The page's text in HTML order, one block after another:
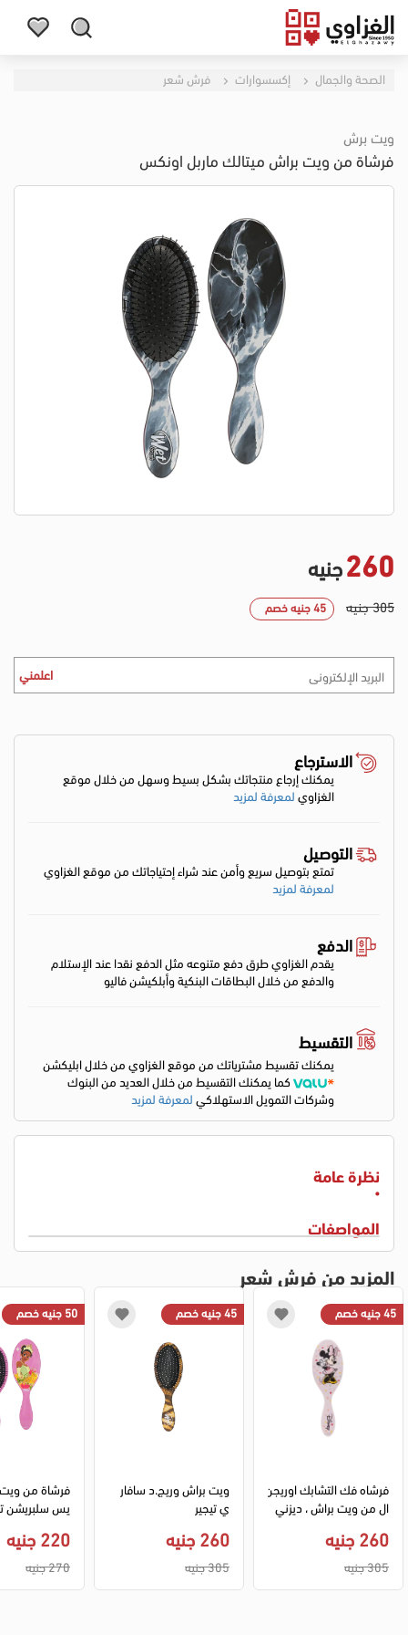
الصحة والجمال إكسسوارات فرش شعر
ويت برش
فرشاة من ويت براش ميتالك ماربل اونكس
260جنيه
305 جنيه 45 جنيه خصم
اعلمني
الاسترجاع
يمكنك إرجاع منتجاتك بشكل بسيط وسهل من خلال موقع
الغزاويلمعرفة لمزيد
التوصيل
تمتع بتوصيل سريع وأمن عند شراء إحتياجاتك من موقع الغزاوي
لمعرفة لمزيد
الدفع
يقدم الغزاوي طرق دفع متنوعه مثل الدفع نقدا عند الإستلام
والدفع من خلال البطاقات البنكية وأبلكيشن فاليو
التقسيط
يمكنك تقسيط مشترياتك من موقع الغزاوي من خلال ابليكشن
كما يمكنك التقسيط من خلال العديد من البنوك
وشركات التمويل الاستهلاكيلمعرفة لمزيد
نظرة عامة
المواصفات
المزيد من فرش شعر
45 جنيه خصم
فرشاه فك التشابك اوريجن
260 جنيه
305 جنيه
45 جنيه خصم
ويت براش وريج.د سافار
ي تيجير
260 جنيه
305 جنيه
50 جنيه خصم
فرشاة من
يس سلبريشن
220 جنيه
270 جنيه